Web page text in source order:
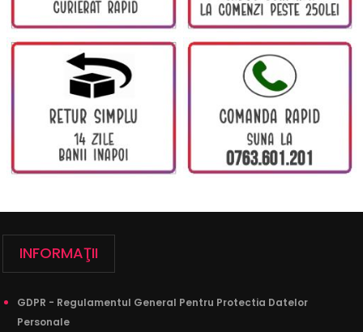
Lenjerie de pat 1 Persoana - 100% Finet GROS
INFORMAŢII
GDPR - Regulamentul General Pentru Protectia Datelor
Personale